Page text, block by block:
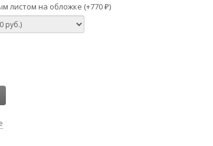
листом на обложке (+770 ₽)